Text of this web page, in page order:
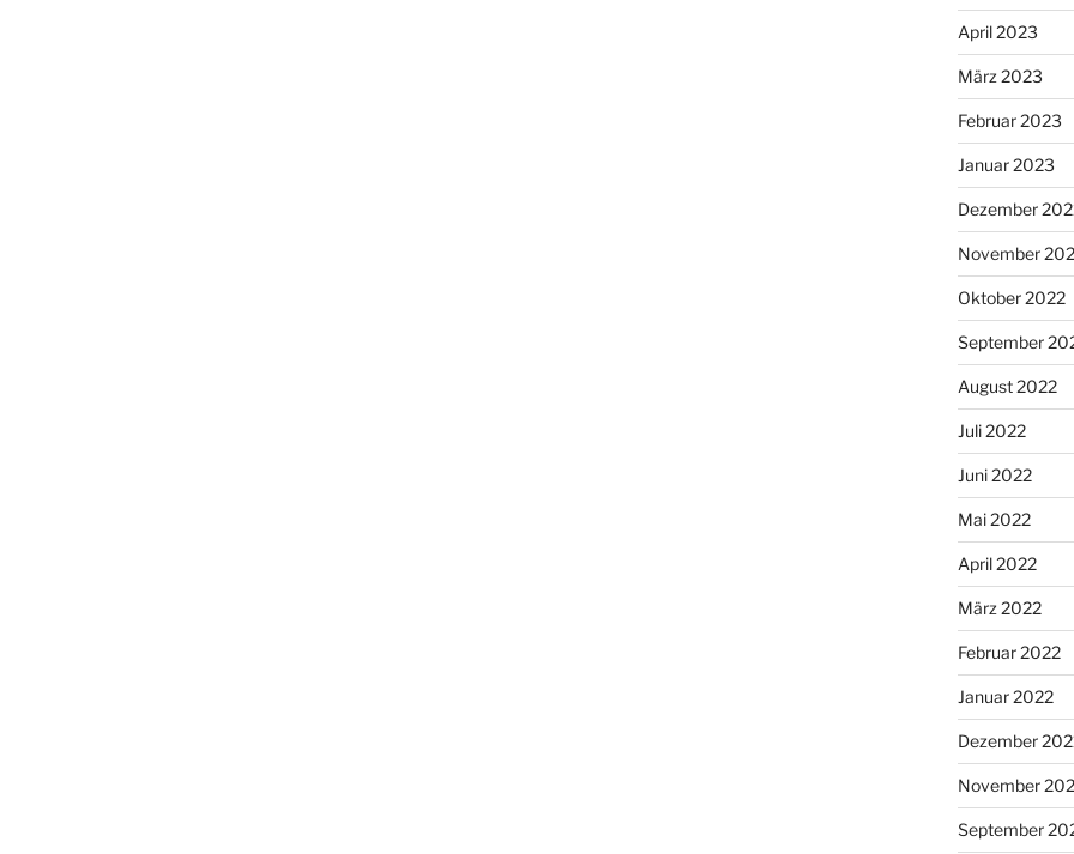
April 2023
März 2023
Februar 2023
Januar 2023
Dezember
November
Oktober 2022
September
August 2022
Juli 2022
Juni 2022
Mai 2022
April 2022
März 2022
Februar 2022
Januar 2022
Dezember
November
September